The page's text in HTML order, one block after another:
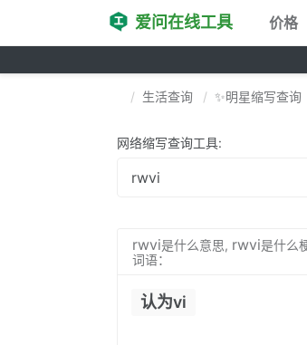
爱问在线工具 价格
生活查询 ✨明星缩写查询
网络缩写查询工具:
rwvi是什么意思, rwvi是什么
词语：
认为vi